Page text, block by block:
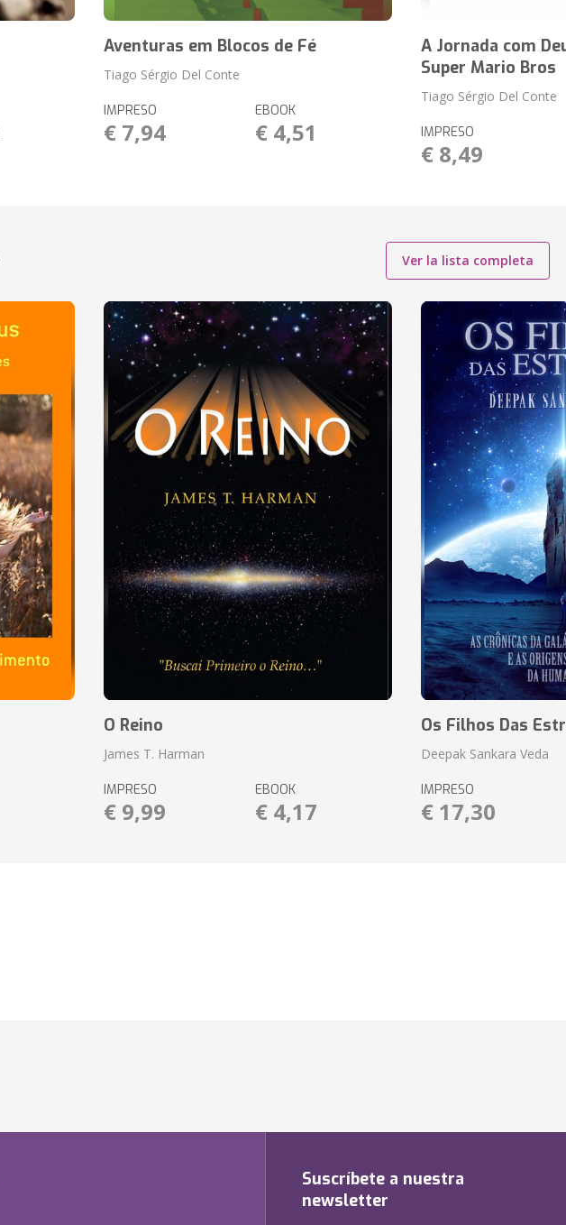
Aventuras em Blocos de Fé
Tiago Sérgio Del Conte
IMPRESO
€ 7,94
EBOOK
€ 4,51
A Jornada com
Super Mario Bros
Tiago Sérgio Del Conte
IMPRESO
€ 8,49
Ver la lista completa
O Reino
James T. Harman
IMPRESO
€ 9,99
EBOOK
€ 4,17
Os Filhos Das
Deepak Sankara Veda
IMPRESO
€ 17,30
Suscríbete a nuestra
newsletter